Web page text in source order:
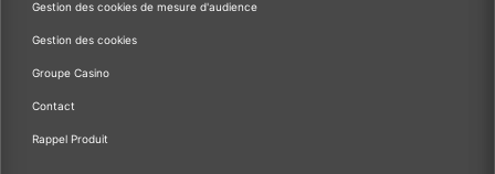
Gestion des cookies de mesure d'audience
Gestion des cookies
Groupe Casino
Contact
Rappel Produit